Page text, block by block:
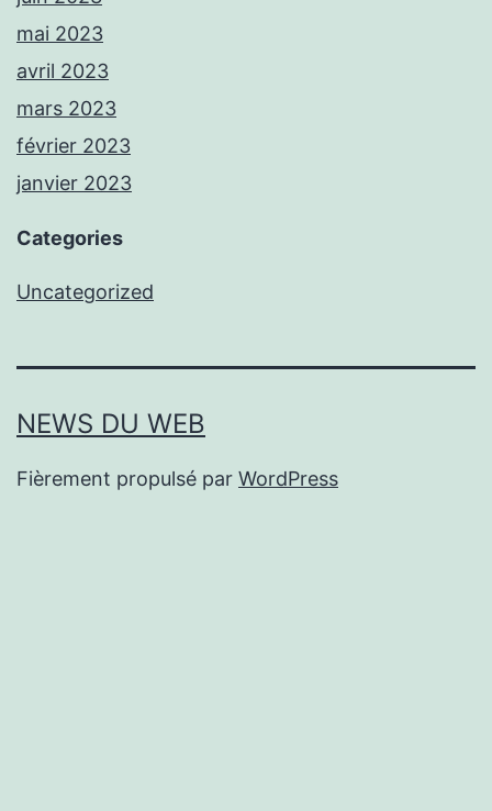
mai 2023
avril 2023
mars 2023
février 2023
janvier 2023
Categories
Uncategorized
NEWS DU WEB
Fièrement propulsé par WordPress